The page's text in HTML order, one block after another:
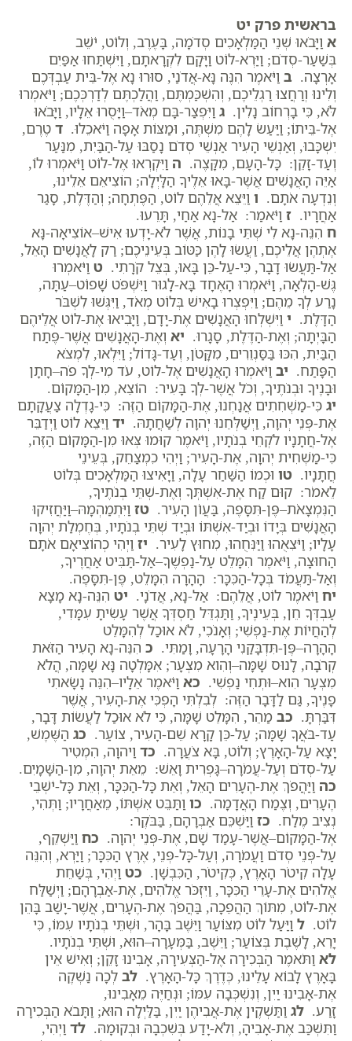
בראשית פרק יט
א וַיָּבֹאוּ שְׁנֵי הַמַּלְאָכִים סְדֹמָה, בָּעֶרֶב, וְלוֹט, יֹשֵׁב
בְּשַׁעַר-סְדֹם; וַיַּרְא-לוֹט וַיָּקָם לִקְרָאתָם, וַיִּשְׁתַּחוּ אַפַּיִם
אָרְצָה. ב וַיֹּאמֶר הִנֶּה נָּא-אֲדֹנַי, סוּרוּ נָא אֶל-בֵּית עַבְדְּכֶם
וְלִינוּ וְרַחֲצוּ רַגְלֵיכֶם, וְהִשְׁכַּמְתֶּם, וַהֲלַכְתֶּם לְדַרְכְּכֶם; וַיֹּאמְרוּ
לֹּא, כִּי בָרְחוֹב נָלִין. ג וַיִּפְצַר-בָּם מְאֹד–וַיָּסֻרוּ אֵלָיו, וַיָּבֹאוּ
אֶל-בֵּיתוֹ; וַיַּעַשׂ לָהֶם מִשְׁתֶּה, וּמַצּוֹת אָפָה וַיֹּאכֵלוּ. ד טֶרֶם,
יִשְׁכָּבוּ, וְאַנְשֵׁי הָעִיר אַנְשֵׁי סְדֹם נָסַבּוּ עַל-הַבַּיִת, מִנַּעַר
וְעַד-זָקֵן: כָּל-הָעָם, מִקָּצֶה. ה וַיִּקְרְאוּ אֶל-לוֹט וַיֹּאמְרוּ לוֹ,
אַיֵּה הָאֲנָשִׁים אֲשֶׁר-בָּאוּ אֵלֶיךָ הַלָּיְלָה; הוֹצִיאֵם אֵלֵינוּ,
וְנֵדְעָה אֹתָם. ו וַיֵּצֵא אֲלֵהֶם לוֹט, הַפֶּתְחָה; וְהַדֶּלֶת, סָגַר
אַחֲרָיו. ז וַיֹּאמַר: אַל-נָא אַחַי, תָּרֵעוּ.
ח הִנֵּה-נָא לִי שְׁתֵּי בָנוֹת, אֲשֶׁר לֹא-יָדְעוּ אִישׁ–אוֹצִיאָה-נָּא
אֶתְהֶן אֲלֵיכֶם, וַעֲשׂוּ לָהֶן כַּטּוֹב בְּעֵינֵיכֶם; רַק לָאֲנָשִׁים הָאֵל,
אַל-תַּעֲשׂוּ דָבָר, כִּי-עַל-כֵּן בָּאוּ, בְּצֵל קֹרָתִי. ט וַיֹּאמְרוּ
גֶּשׁ-הָלְאָה, וַיֹּאמְרוּ הָאֶחָד בָּא-לָגוּר וַיִּשְׁפֹּט שָׁפוֹט–עַתָּה,
נָרַע לְךָ מֵהֶם; וַיִּפְצְרוּ בָאִישׁ בְּלוֹט מְאֹד, וַיִּגְּשׁוּ לִשְׁבֹּר
הַדָּלֶת. י וַיִּשְׁלְחוּ הָאֲנָשִׁים אֶת-יָדָם, וַיָּבִיאוּ אֶת-לוֹט אֲלֵיהֶם
הַבָּיְתָה; וְאֶת-הַדֶּלֶת, סָגָרוּ. יא וְאֶת-הָאֲנָשִׁים אֲשֶׁר-פֶּתַח
הַבַּיִת, הִכּוּ בַּסַּנְוֵרִים, מִקָּטֹן, וְעַד-גָּדוֹל; וַיִּלְאוּ, לִמְצֹא
הַפָּתַח. יב וַיֹּאמְרוּ הָאֲנָשִׁים אֶל-לוֹט, עֹד מִי-לְךָ פֹה–חָתָן
וּבָנֶיךָ וּבְנֹתֶיךָ, וְכֹל אֲשֶׁר-לְךָ בָּעִיר: הוֹצֵא, מִן-הַמָּקוֹם.
יג כִּי-מַשְׁחִתִים אֲנַחְנוּ, אֶת-הַמָּקוֹם הַזֶּה: כִּי-גָדְלָה צַעֲקָתָם
אֶת-פְּנֵי יְהוָה, וַיְשַׁלְּחֵנוּ יְהוָה לְשַׁחֲתָהּ. יד וַיֵּצֵא לוֹט וַיְדַבֵּר
אֶל-חֲתָנָיו לֹקְחֵי בְנֹתָיו, וַיֹּאמֶר קוּמוּ צְּאוּ מִן-הַמָּקוֹם הַזֶּה,
כִּי-מַשְׁחִית יְהוָה, אֶת-הָעִיר; וַיְהִי כִמְצַחֵק, בְּעֵינֵי
חֲתָנָיו. טו וּכְמוֹ הַשַּׁחַר עָלָה, וַיָּאִיצוּ הַמַּלְאָכִים בְּלוֹט
לֵאמֹר: קוּם קַח אֶת-אִשְׁתְּךָ וְאֶת-שְׁתֵּי בְנֹתֶיךָ,
הַנִּמְצָאֹת–פֶּן-תִּסָּפֶה, בַּעֲו‍ֹן הָעִיר. טז וַיִּתְמַהְמָהּ–וַיַּחֲזִיקוּ
הָאֲנָשִׁים בְּיָדוֹ וּבְיַד-אִשְׁתּוֹ וּבְיַד שְׁתֵּי בְנֹתָיו, בְּחֶמְלַת יְהוָה
עָלָיו; וַיֹּצִאֻהוּ וַיַּנִּחֻהוּ, מִחוּץ לָעִיר. יז וַיְהִי כְהוֹצִיאָם אֹתָם
הַחוּצָה, וַיֹּאמֶר הִמָּלֵט עַל-נַפְשֶׁךָ–אַל-תַּבִּיט אַחֲרֶיךָ,
וְאַל-תַּעֲמֹד בְּכָל-הַכִּכָּר: הָהָרָה הִמָּלֵט, פֶּן-תִּסָּפֶה.
יח וַיֹּאמֶר לוֹט, אֲלֵהֶם: אַל-נָא, אֲדֹנָי. יט הִנֵּה-נָא מָצָא
עַבְדְּךָ חֵן, בְּעֵינֶיךָ, וַתַּגְדֵּל חַסְדְּךָ אֲשֶׁר עָשִׂיתָ עִמָּדִי,
לְהַחֲיוֹת אֶת-נַפְשִׁי; וְאָנֹכִי, לֹא אוּכַל לְהִמָּלֵט
הָהָרָה–פֶּן-תִּדְבָּקַנִי הָרָעָה, וָמַתִּי. כ הִנֵּה-נָא הָעִיר הַזֹּאת
קְרֹבָה, לָנוּס שָׁמָּה–וְהִוא מִצְעָר; אִמָּלְטָה נָּא שָׁמָּה, הֲלֹא
מִצְעָר הִוא–וּתְחִי נַפְשִׁי. כא וַיֹּאמֶר אֵלָיו–הִנֵּה נָשָׂאתִי
פָנֶיךָ, גַּם לַדָּבָר הַזֶּה: לְבִלְתִּי הָפְכִּי אֶת-הָעִיר, אֲשֶׁר
דִּבַּרְתָּ. כב מַהֵר, הִמָּלֵט שָׁמָּה, כִּי לֹא אוּכַל לַעֲשׂוֹת דָּבָר,
עַד-בֹּאֲךָ שָׁמָּה; עַל-כֵּן קָרָא שֵׁם-הָעִיר, צוֹעַר. כג הַשֶּׁמֶשׁ,
יָצָא עַל-הָאָרֶץ; וְלוֹט, בָּא צֹעֲרָה. כד וַיהוָה, הִמְטִיר
עַל-סְדֹם וְעַל-עֲמֹרָה–גָּפְרִית וָאֵשׁ: מֵאֵת יְהוָה, מִן-הַשָּׁמָיִם.
כה וַיַּהֲפֹךְ אֶת-הֶעָרִים הָאֵל, וְאֵת כָּל-הַכִּכָּר, וְאֵת כָּל-יֹשְׁבֵי
הֶעָרִים, וְצֶמַח הָאֲדָמָה. כו וַתַּבֵּט אִשְׁתּוֹ, מֵאַחֲרָיו; וַתְּהִי,
נְצִיב מֶלַח. כז וַיַּשְׁכֵּם אַבְרָהָם, בַּבֹּקֶר:
אֶל-הַמָּקוֹם–אֲשֶׁר-עָמַד שָׁם, אֶת-פְּנֵי יְהוָה. כח וַיַּשְׁקֵף,
עַל-פְּנֵי סְדֹם וַעֲמֹרָה, וְעַל-כָּל-פְּנֵי, אֶרֶץ הַכִּכָּר; וַיַּרְא, וְהִנֵּה
עָלָה קִיטֹר הָאָרֶץ, כְּקִיטֹר, הַכִּבְשָׁן. כט וַיְהִי, בְּשַׁחֵת
אֱלֹהִים אֶת-עָרֵי הַכִּכָּר, וַיִּזְכֹּר אֱלֹהִים, אֶת-אַבְרָהָם; וַיְשַׁלַּח
אֶת-לוֹט, מִתּוֹךְ הַהֲפֵכָה, בַּהֲפֹךְ אֶת-הֶעָרִים, אֲשֶׁר-יָשַׁב בָּהֵן
לוֹט. ל וַיַּעַל לוֹט מִצּוֹעַר וַיֵּשֶׁב בָּהָר, וּשְׁתֵּי בְנֹתָיו עִמּוֹ, כִּי
יָרֵא, לָשֶׁבֶת בְּצוֹעַר; וַיֵּשֶׁב, בַּמְּעָרָה–הוּא, וּשְׁתֵּי בְנֹתָיו.
לא וַתֹּאמֶר הַבְּכִירָה אֶל-הַצְּעִירָה, אָבִינוּ זָקֵן; וְאִישׁ אֵין
בָּאָרֶץ לָבוֹא עָלֵינוּ, כְּדֶרֶךְ כָּל-הָאָרֶץ. לב לְכָה נַשְׁקֶה
אֶת-אָבִינוּ יַיִן, וְנִשְׁכְּבָה עִמּוֹ; וּנְחַיֶּה מֵאָבִינוּ,
זָרַע. לג וַתַּשְׁקֶיןָ אֶת-אֲבִיהֶן יַיִן, בַּלַּיְלָה הוּא; וַתָּבֹא הַבְּכִירָה
וַתִּשְׁכַּב אֶת-אָבִיהָ, וְלֹא-יָדַע בְּשִׁכְבָהּ וּבְקוּמָהּ. לד וַיְהִי,